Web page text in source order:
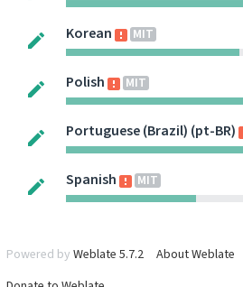
Korean MIT
Polish MIT
Portuguese (Brazil) (pt-BR)
Spanish MIT
Powered by Weblate 5.7.2 About Weblate